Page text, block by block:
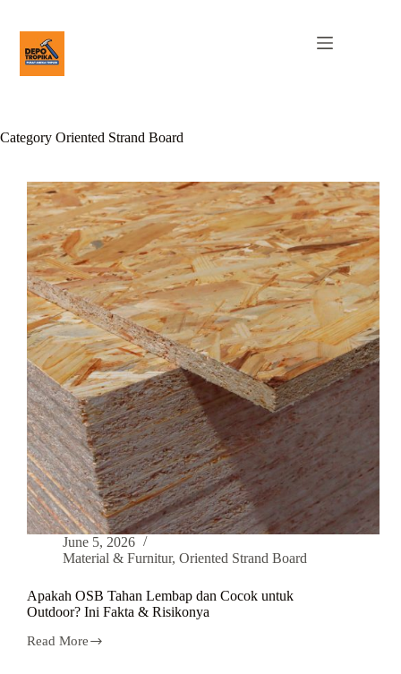
Category Oriented Strand Board
June 5, 2026
Material & Furnitur, Oriented Strand Board
Apakah OSB Tahan Lembap dan Cocok untuk
Outdoor? Ini Fakta & Risikonya
Read More